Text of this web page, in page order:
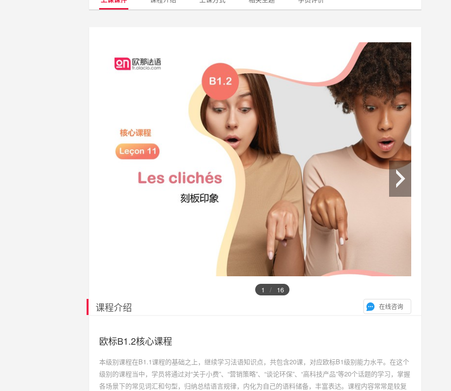
1 / 16
课程介绍 在线咨询
欧标B1.2核心课程
本级别课程在B1.1课程的基础之上，继续学习法语知识点，共包含20课，对应欧标B1级别能力水平。在这个
级别的课程当中，学员将通过对“关于小费”、“营销策略”、“谈论环保”、“高科技产品”等20个话题的学习，掌握
各场景下的常见词汇和句型，归纳总结语言规律，内化为自己的语料储备，丰富表达。课程内容常常是较复